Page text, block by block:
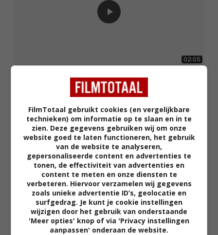
02:05
The Uprising
FilmTotaal gebruikt cookies (en vergelijkbare
technieken) om informatie op te slaan en in te
zien. Deze gegevens gebruiken wij om onze
website goed te laten functioneren, het gebruik
van de website te analyseren,
gepersonaliseerde content en advertenties te
tonen, de effectiviteit van advertenties en
content te meten en onze diensten te
verbeteren. Hiervoor verzamelen wij gegevens
zoals unieke advertentie ID’s, geolocatie en
surfgedrag. Je kunt je cookie instellingen
wijzigen door het gebruik van onderstaande
'Meer opties' knop of via 'Privacy instellingen
aanpassen' onderaan de website.